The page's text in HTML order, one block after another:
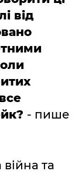
від
- пише
та